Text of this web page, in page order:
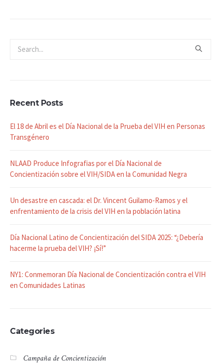
Recent Posts
El 18 de Abril es el Día Nacional de la Prueba del VIH en Personas
Transgénero
NLAAD Produce Infografias por el Día Nacional de
Concientización sobre el VIH/SIDA en la Comunidad Negra
Un desastre en cascada: el Dr. Vincent Guilamo-Ramos y el
enfrentamiento de la crisis del VIH en la población latina
Día Nacional Latino de Concientización del SIDA 2025: “¿Debería
hacerme la prueba del VIH? ¡Sí!”
NY1: Conmemoran Día Nacional de Concientización contra el VIH
en Comunidades Latinas
Categories
Campaña de Concientización